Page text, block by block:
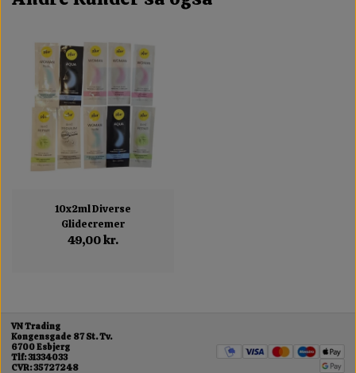
10x2ml Diverse
Glidecremer
49,00 kr.
VN Trading
Kongensgade 87 St. Tv.
6700 Esbjerg
Tlf: 31334033
CVR: 35727248